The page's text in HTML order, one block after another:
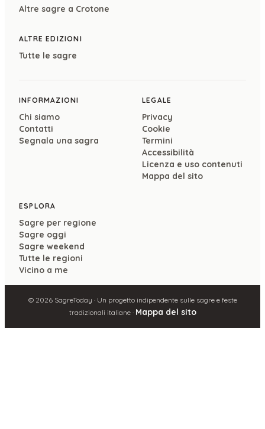
Altre sagre a Crotone
ALTRE EDIZIONI
Tutte le sagre
INFORMAZIONI
Chi siamo
Contatti
Segnala una sagra
LEGALE
Privacy
Cookie
Termini
Accessibilità
Licenza e uso contenuti
Mappa del sito
ESPLORA
Sagre per regione
Sagre oggi
Sagre weekend
Tutte le regioni
Vicino a me
© 2026SagreToday · Un progetto indipendente sulle sagre e feste
tradizionali italiane · Mappa del sito